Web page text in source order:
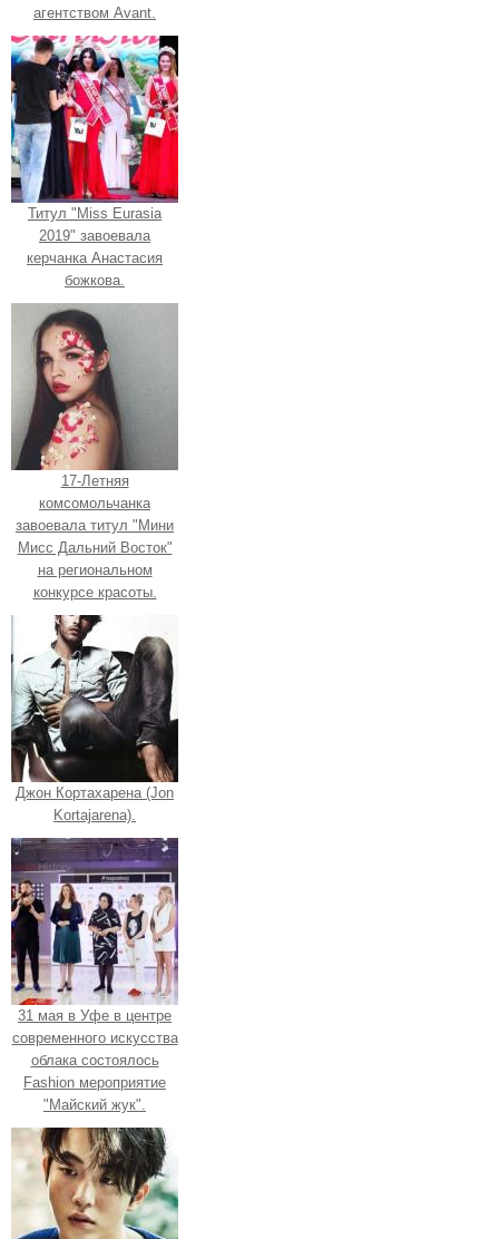
агентством Avant.
Титул "Miss Eurasia
2019" завоевала
керчанка Анастасия
божкова.
17-Летняя
комсомольчанка
завоевала титул "Мини
Мисс Дальний Восток"
на региональном
конкурсе красоты.
Джон Кортахарена (Jon
Kortajarena).
31 мая в Уфе в центре
современного искусства
облака состоялось
Fashion мероприятие
"Майский жук".